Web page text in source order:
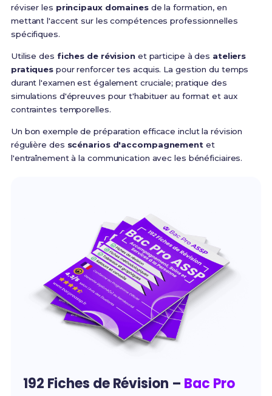
réviser les principaux domainesde la formation, en
mettant l'accent sur les compétences professionnelles
spécifiques.
Utilise des fiches de révisionet participe à des ateliers
pratiques pour renforcer tes acquis. La gestion du temps
durant l'examen est également cruciale; pratique des
simulations d'épreuves pour t'habituer au format et aux
contraintes temporelles.
Un bon exemple de préparation efficace inclut la révision
régulière des scénarios d'accompagnementet
l'entraînement à la communication avec les bénéficiaires.
192 Fiches de Révision – Bac Pro